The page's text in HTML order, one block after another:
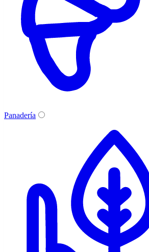
Panadería